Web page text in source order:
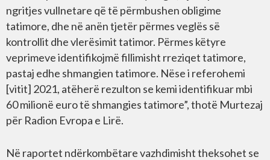
ngritjes vullnetare që të përmbushen obligime
tatimore, dhe në anën tjetër përmes veglës së
kontrollit dhe vlerësimit tatimor. Përmes këtyre
veprimeve identifikojmë fillimisht rreziqet tatimore,
pastaj edhe shmangien tatimore. Nëse i referohemi
[vitit] 2021, atëherë rezulton se kemi identifikuar mbi
60 milionë euro të shmangies tatimore”, thotë Murtezaj
për Radion Evropa e Lirë.
Në raportet ndërkombëtare vazhdimisht theksohet se